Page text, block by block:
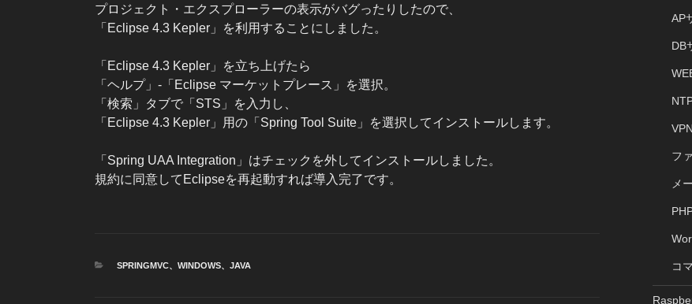
プロジェクト・エクスプローラーの表示がバグったりしたので、
「Eclipse 4.3 Kepler」を利用することにしました。
「Eclipse 4.3 Kepler」を立ち上げたら
「ヘルプ」-「Eclipse マーケットプレース」を選択。
「検索」タブで「STS」を入力し、
「Eclipse 4.3 Kepler」用の「Spring Tool Suite」を選択してインストールします。
「Spring UAA Integration」はチェックを外してインストールしました。
規約に同意してEclipseを再起動すれば導入完了です。
カ
SPRINGMVC、 WINDOWS、 JAVA
AP
DB
フ
メ
コ